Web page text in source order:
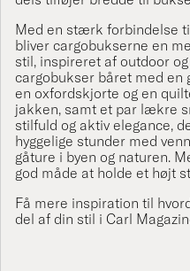
Med en stærk forbindelse
bliver cargobukserne en
stil, inspireret af outdoor
cargobukser båret med en
en oxfordskjorte og en
jakken, samt et par lækre
stilfuld og aktiv elegance,
hyggelige stunder med
gåture i byen og naturen.
god måde at holde et højt
Få mere inspiration til
del af din stil i Carl